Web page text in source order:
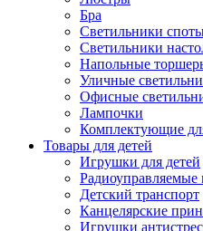
Бра
Светильники
Светильники
Напольные
Уличные
Офисные
Лампочки
Комплектующие
Товары для детей
Игрушки для детей
Детский транспорт
Канцелярские
Игрушки